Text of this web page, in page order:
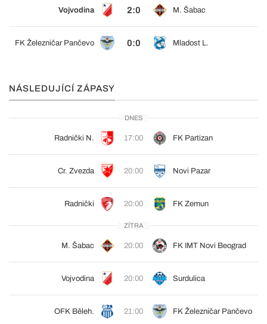
Vojvodina 2:0 M. Šabac
FK Železničar Pančevo 0:0 Mladost L.
NÁSLEDUJÍCÍ ZÁPASY
DNES
Radnički N. 17:00 FK Partizan
Cr. Zvezda 20:00 Novi Pazar
Radnički 20:00 FK Zemun
ZÍTRA
M. Šabac 20:00 FK IMT Novi Beograd
Vojvodina 20:00 Surdulica
OFK Běleh. 21:00 FK Železničar Pančevo